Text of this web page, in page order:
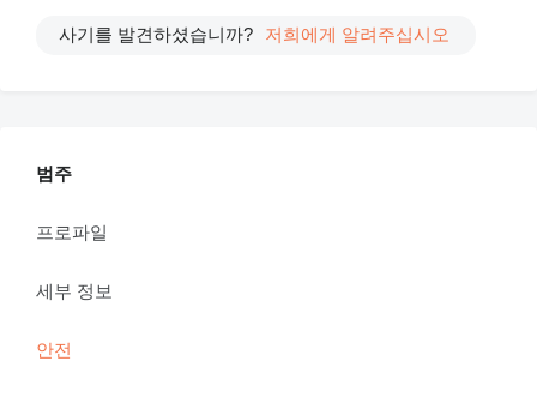
사기를 발견하셨습니까? 저희에게 알려주십시오
범주
프로파일
세부 정보
안전